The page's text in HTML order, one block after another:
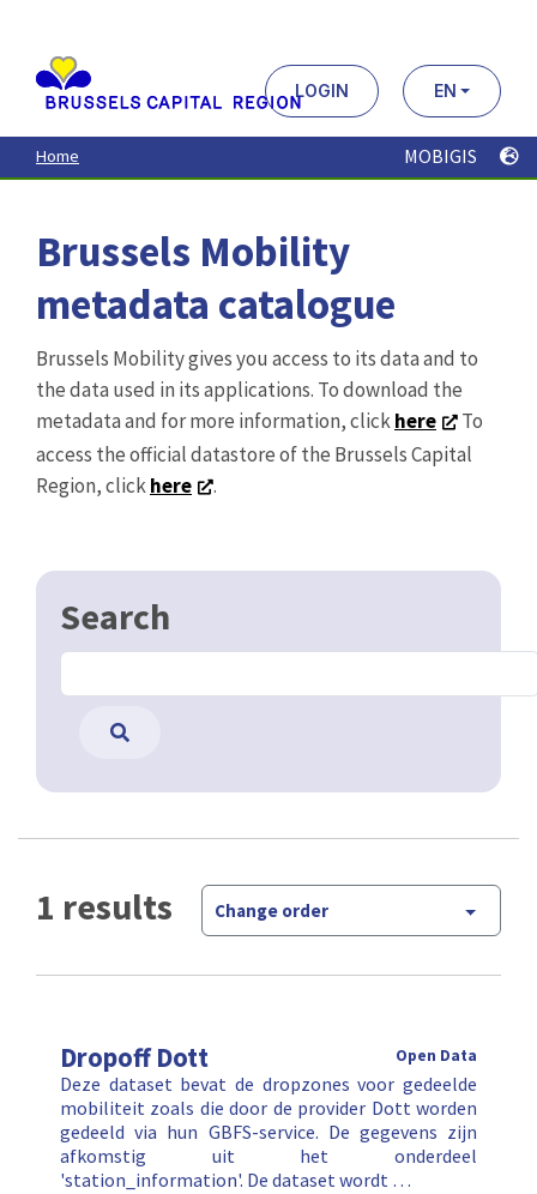
contenu
principal
LOGIN EN
Home MOBIGIS
Brussels Mobility
metadata catalogue
Brussels Mobility gives you access to its data and to
the data used in its applications. To download the
metadata and for more information, clickhere
To
access the official datastore of the Brussels Capital
Region, clickhere .
Search
1 results Change order
Dropoff Dott Open Data
Deze dataset bevat de dropzones voor gedeelde
mobiliteit zoals die door de provider Dott worden
gedeeld via hun GBFS-service. De gegevens zijn
afkomstig uit het onderdeel
'station_information'. De dataset wordt …